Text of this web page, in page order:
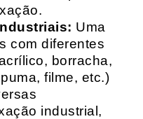
Uma
com diferentes
borracha,
filme, etc.)
industrial,